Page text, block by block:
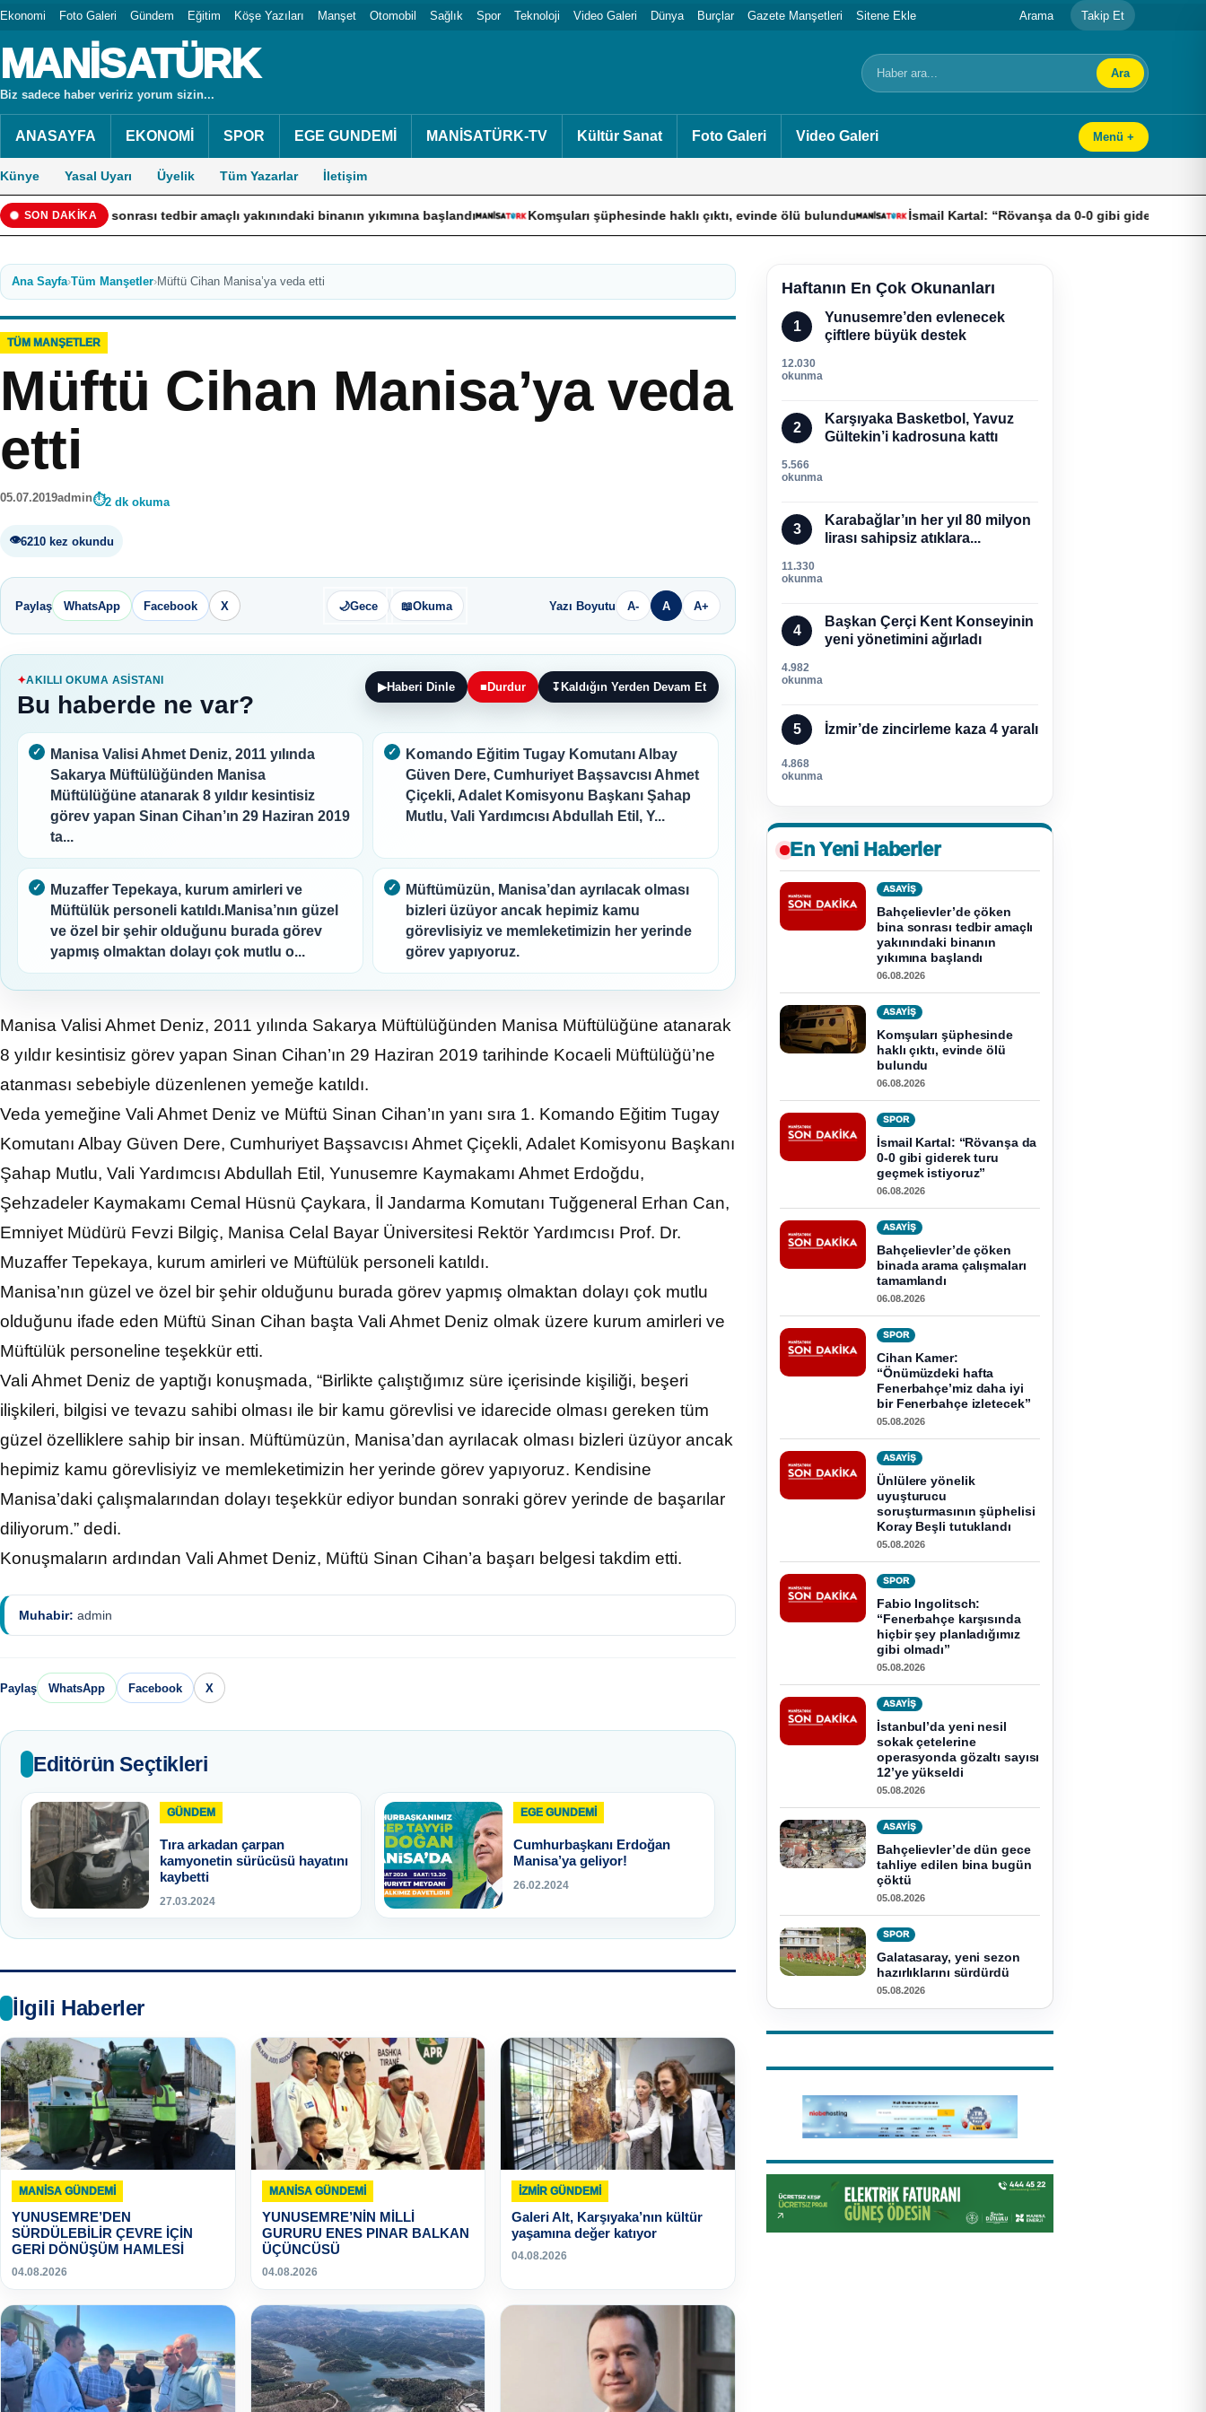
Ekonomi Foto Galeri Gündem Eğitim Köşe Yazıları Manşet Otomobil Sağlık Spor Teknoloji Video Galeri Dünya Burçlar Gazete Manşetleri Sitene Ekle Arama Takip Et
MANİSATÜRK
Biz sadece haber veririz yorum sizin...
Arama Ara
ANASAYFA EKONOMİ SPOR EGE GUNDEMİ MANİSATÜRK-TV Kültür Sanat Foto Galeri Video Galeri Menü +
Künye Yasal Uyarı Üyelik Tüm Yazarlar İletişim
SON DAKİKA
sonrası tedbir amaçlı yakınındaki binanın yıkımına başlandı Komşuları şüphesinde haklı çıktı, evinde ölü bulundu İsmail Kartal: “Rövanşa da 0-0 gibi giderek turu geçmek
Ana Sayfa›Tüm Manşetler›Müftü Cihan Manisa’ya veda etti
TÜM MANŞETLER
Müftü Cihan Manisa’ya veda
etti
05.07.2019admin 2 dk okuma
6210 kez okundu
Paylaş WhatsApp Facebook X 🌙Gece 📖Okuma Yazı Boyutu A- A A+
AKILLI OKUMA ASISTANI
Bu haberde ne var?
▶Haberi Dinle ■ Durdur ↧ Kaldığın Yerden Devam Et
Manisa Valisi Ahmet Deniz, 2011 yılında
Sakarya Müftülüğünden Manisa
Müftülüğüne atanarak 8 yıldır kesintisiz
görev yapan Sinan Cihan’ın 29 Haziran 2019
ta...
Komando Eğitim Tugay Komutanı Albay
Güven Dere, Cumhuriyet Başsavcısı Ahmet
Çiçekli, Adalet Komisyonu Başkanı Şahap
Mutlu, Vali Yardımcısı Abdullah Etil, Y...
Muzaffer Tepekaya, kurum amirleri ve
Müftülük personeli katıldı.Manisa’nın güzel
ve özel bir şehir olduğunu burada görev
yapmış olmaktan dolayı çok mutlu o...
Müftümüzün, Manisa’dan ayrılacak olması
bizleri üzüyor ancak hepimiz kamu
görevlisiyiz ve memleketimizin her yerinde
görev yapıyoruz.
Manisa Valisi Ahmet Deniz, 2011 yılında Sakarya Müftülüğünden Manisa Müftülüğüne atanarak
8 yıldır kesintisiz görev yapan Sinan Cihan’ın 29 Haziran 2019 tarihinde Kocaeli Müftülüğü’ne
atanması sebebiyle düzenlenen yemeğe katıldı.
Veda yemeğine Vali Ahmet Deniz ve Müftü Sinan Cihan’ın yanı sıra 1. Komando Eğitim Tugay
Komutanı Albay Güven Dere, Cumhuriyet Başsavcısı Ahmet Çiçekli, Adalet Komisyonu Başkanı
Şahap Mutlu, Vali Yardımcısı Abdullah Etil, Yunusemre Kaymakamı Ahmet Erdoğdu,
Şehzadeler Kaymakamı Cemal Hüsnü Çaykara, İl Jandarma Komutanı Tuğgeneral Erhan Can,
Emniyet Müdürü Fevzi Bilgiç, Manisa Celal Bayar Üniversitesi Rektör Yardımcısı Prof. Dr.
Muzaffer Tepekaya, kurum amirleri ve Müftülük personeli katıldı.
Manisa’nın güzel ve özel bir şehir olduğunu burada görev yapmış olmaktan dolayı çok mutlu
olduğunu ifade eden Müftü Sinan Cihan başta Vali Ahmet Deniz olmak üzere kurum amirleri ve
Müftülük personeline teşekkür etti.
Vali Ahmet Deniz de yaptığı konuşmada, “Birlikte çalıştığımız süre içerisinde kişiliği, beşeri
ilişkileri, bilgisi ve tevazu sahibi olması ile bir kamu görevlisi ve idarecide olması gereken tüm
güzel özelliklere sahip bir insan. Müftümüzün, Manisa’dan ayrılacak olması bizleri üzüyor ancak
hepimiz kamu görevlisiyiz ve memleketimizin her yerinde görev yapıyoruz. Kendisine
Manisa’daki çalışmalarından dolayı teşekkür ediyor bundan sonraki görev yerinde de başarılar
diliyorum.” dedi.
Konuşmaların ardından Vali Ahmet Deniz, Müftü Sinan Cihan’a başarı belgesi takdim etti.
Muhabir: admin
Paylaş WhatsApp Facebook X
Editörün Seçtikleri
GÜNDEM
Tıra arkadan çarpan
kamyonetin sürücüsü hayatını
kaybetti
27.03.2024
EGE GUNDEMİ
Cumhurbaşkanı Erdoğan
Manisa’ya geliyor!
26.02.2024
İlgili Haberler
MANISA GÜNDEMI
YUNUSEMRE’DEN
SÜRDÜLEBİLİR ÇEVRE İÇİN
GERİ DÖNÜŞÜM HAMLESİ
04.08.2026
MANISA GÜNDEMI
YUNUSEMRE’NİN MİLLİ
GURURU ENES PINAR BALKAN
ÜÇÜNCÜSÜ
04.08.2026
İZMIR GÜNDEMI
Galeri Alt, Karşıyaka’nın kültür
yaşamına değer katıyor
04.08.2026
Haftanın En Çok Okunanları
1
Yunusemre’den evlenecek
çiftlere büyük destek
12.030
okunma
2
Karşıyaka Basketbol, Yavuz
Gültekin’i kadrosuna kattı
5.566
okunma
3
Karabağlar’ın her yıl 80 milyon
lirası sahipsiz atıklara...
11.330
okunma
4
Başkan Çerçi Kent Konseyinin
yeni yönetimini ağırladı
4.982
okunma
5 İzmir’de zincirleme kaza 4 yaralı
4.868
okunma
En Yeni Haberler
ASAYİŞ
Bahçelievler’de çöken
bina sonrası tedbir amaçlı
yakınındaki binanın
yıkımına başlandı
06.08.2026
ASAYİŞ
Komşuları şüphesinde
haklı çıktı, evinde ölü
bulundu
06.08.2026
SPOR
İsmail Kartal: “Rövanşa da
0-0 gibi giderek turu
geçmek istiyoruz”
06.08.2026
ASAYİŞ
Bahçelievler’de çöken
binada arama çalışmaları
tamamlandı
06.08.2026
SPOR
Cihan Kamer:
“Önümüzdeki hafta
Fenerbahçe’miz daha iyi
bir Fenerbahçe izletecek”
05.08.2026
ASAYİŞ
Ünlülere yönelik
uyuşturucu
soruşturmasının şüphelisi
Koray Beşli tutuklandı
05.08.2026
SPOR
Fabio Ingolitsch:
“Fenerbahçe karşısında
hiçbir şey planladığımız
gibi olmadı”
05.08.2026
ASAYİŞ
İstanbul’da yeni nesil
sokak çetelerine
operasyonda gözaltı sayısı
12’ye yükseldi
05.08.2026
ASAYİŞ
Bahçelievler’de dün gece
tahliye edilen bina bugün
çöktü
05.08.2026
SPOR
Galatasaray, yeni sezon
hazırlıklarını sürdürdü
05.08.2026